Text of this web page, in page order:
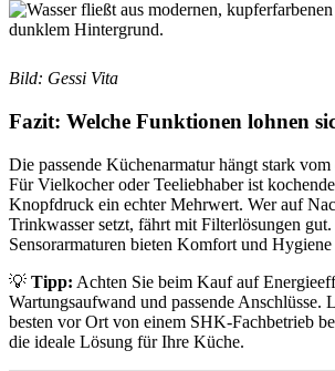
Bild: Gessi Vita
Fazit: Welche Funktionen lohnen
Die passende Küchenarmatur hängt stark
Für Vielkocher oder Teeliebhaber ist
Knopfdruck ein echter Mehrwert. Wer auf
Trinkwasser setzt, fährt mit Filterlösungen
Sensorarmaturen bieten Komfort und
💡 Tipp: Achten Sie beim Kauf auf
Wartungsaufwand und passende Anschlüsse.
besten vor Ort von einem SHK-Fachbetrieb
die ideale Lösung für Ihre Küche.